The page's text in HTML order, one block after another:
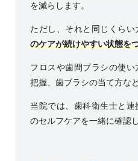
を減らします。
ただし、それと同じくらい
のケアが続けやすい状態を
フロスや歯間ブラシの使
把握、歯ブラシの当て方な
当院では、歯科衛生士と
のセルフケアを一緒に確認